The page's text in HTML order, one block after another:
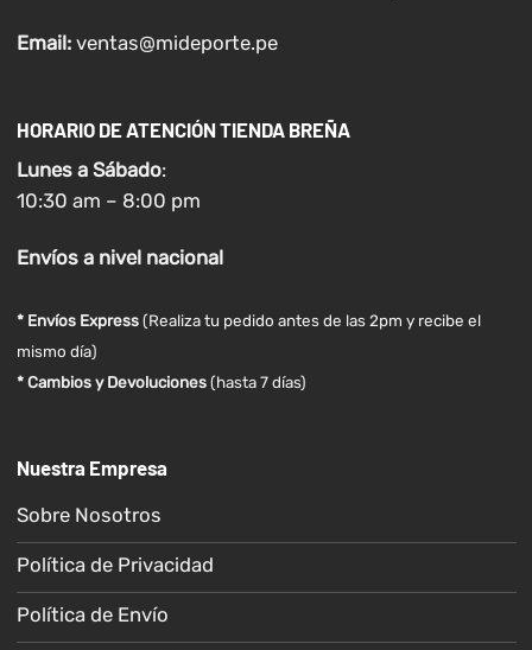
Email: ventas@mideporte.pe
HORARIO DE ATENCIÓN TIENDA BREÑA
Lunes a Sábado:
10:30 am – 8:00 pm
Envíosa nivel nacional
* Envíos Express(Realiza tu pedido antes de las 2pm y recibe el
mismo día)
* Cambios y Devoluciones (hasta 7 días)
Nuestra Empresa
Sobre Nosotros
Política de Privacidad
Política de Envío